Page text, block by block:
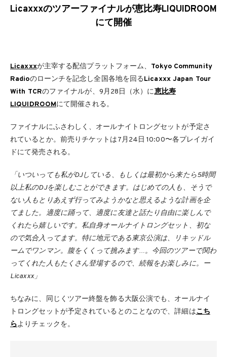
Licaxxxのツアーファイナルが恵比寿LIQUIDROOM
にて開催
Licaxxxが主宰する配信プラットフォーム、 Tokyo Community
Radioのローンチを記念し全国各地を回るLicaxxx Japan Tour
With TCRのファイナルが、9月28日（水）に恵比寿
LIQUIDROOMにて開催される。
ファイナルにふさわしく、オールナイトロングセットが予定さ
れているとか。前売りチケットは7月24日 10:00〜各プレイガイ
ドにて発売される。
「いついっても私がDJしている、もしくは最初から来たら5時間
以上私のDJを楽しむことができます。はじめての人も、そうで
ない人もとりあえず行ってみようかなと思えるような計画を企
てました。適度に踊って、適度に友達と話たり自由に楽しんで
くれたら嬉しいです。私自身オールナイトロングセット、初な
ので気合入ってます。特に地元である東京公演は、リキッドル
ームでワンマン。腹をくくって挑みます…。今回のツアーで関わ
ってくれた人もたくさん登場するので、続報をお楽しみに。ー
Licaxxx」
ちなみに、同じくツアー終盤を飾る大阪公演でも、オールナイ
トロングセットが予定されているとのことなので、詳細はこち
らよりチェックを。